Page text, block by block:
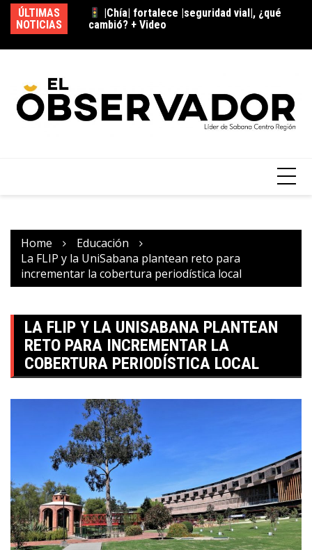
ÚLTIMAS
NOTICIAS
cambió? + Video
|Chaguaní| refuerza seguridad tras
hallazgo de cilindro, ¿qué medidas se
Home
Educación
La FLIP y la UniSabana plantean reto para
incrementar la cobertura periodística local
LA FLIP Y LA UNISABANA PLANTEAN
RETO PARA INCREMENTAR LA
COBERTURA PERIODÍSTICA LOCAL